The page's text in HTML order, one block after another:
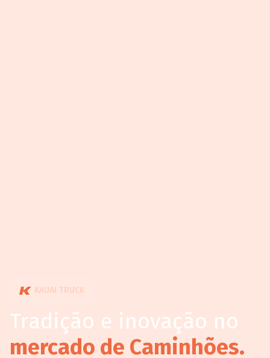
KAUAI TRUCK
Tradição e inovação no
mercado de Caminhões.